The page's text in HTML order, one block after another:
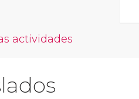
actividades